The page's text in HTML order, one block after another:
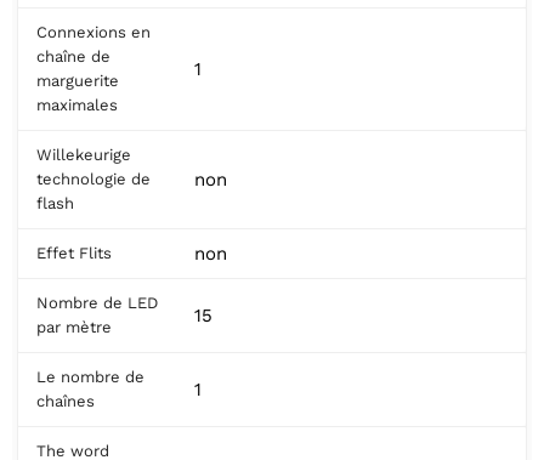
Connexions en
chaîne de
marguerite
maximales
1
Willekeurige
technologie de
flash
non
Effet Flits non
Nombre de LED
par mètre
15
Le nombre de
chaînes
1
The word